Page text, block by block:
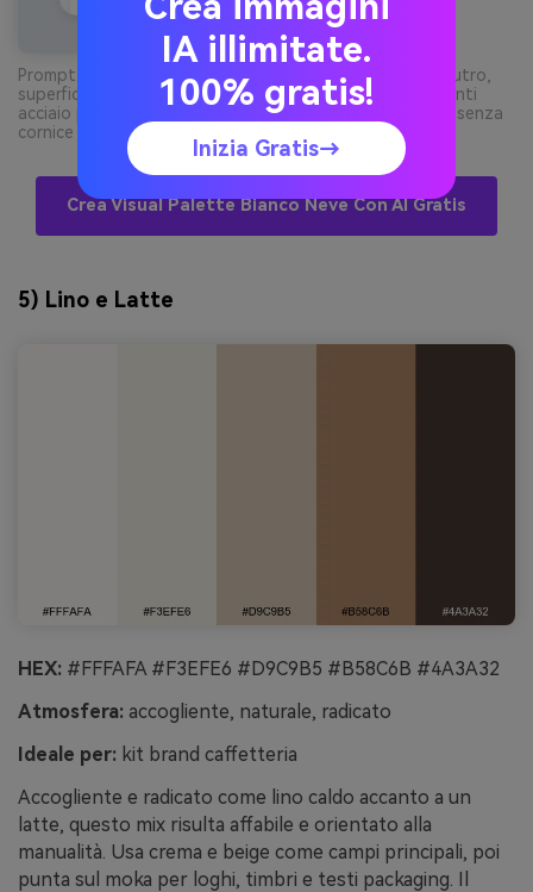
Prompt: mockup UI app mobile finance 2d su sfondo neutro,
superfici dominanti bianco neve e grigio chiaro con accenti
acciaio per grafici e bottoni, tipografia moderna pulita, senza
cornice telefono --ar 9:16
Crea Visual Palette Bianco Neve Con AI Gratis
5) Lino e Latte
HEX: #FFFAFA #F3EFE6 #D9C9B5 #B58C6B #4A3A32
Atmosfera: accogliente, naturale, radicato
Ideale per: kit brand caffetteria
Accogliente e radicato come lino caldo accanto a un
latte, questo mix risulta affabile e orientato alla
manualità. Usa crema e beige come campi principali, poi
punta sul moka per loghi, timbri e testi packaging. Il
IA illimitate.
100% gratis!
Inizia Gratis→